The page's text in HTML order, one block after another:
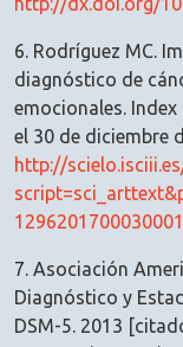
6. Rodríguez MC.
diagnóstico de
emocionales.
el 30 de diciembre
http://
7. Asociación
Diagnóstico y
DSM-5. 2013